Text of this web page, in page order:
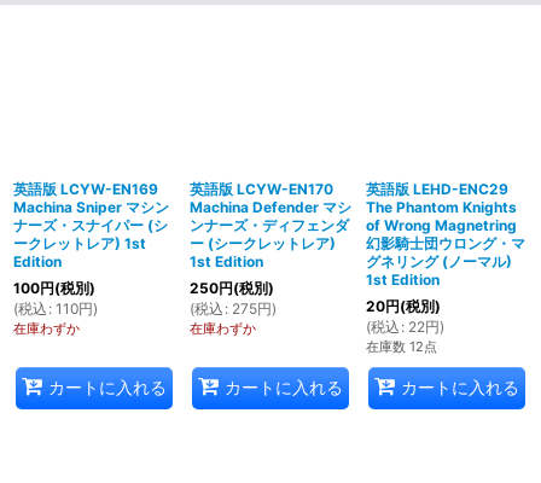
英語版 LCYW-EN169
Machina Sniper マシン
ナーズ・スナイパー (シ
ークレットレア) 1st
Edition
100円(税別)
(税込 : 110円)
在庫わずか
カートに入れる
英語版 LCYW-EN170
Machina Defender マシ
ンナーズ・ディフェンダ
ー (シークレットレア)
1st Edition
250円(税別)
(税込 : 275円)
在庫わずか
カートに入れる
英語版 LEHD-ENC29
The Phantom Knights
of Wrong Magnetring
幻影騎士団ウロング・マ
グネリング (ノーマル)
1st Edition
20円(税別)
(税込 : 22円)
在庫数 12点
カートに入れる